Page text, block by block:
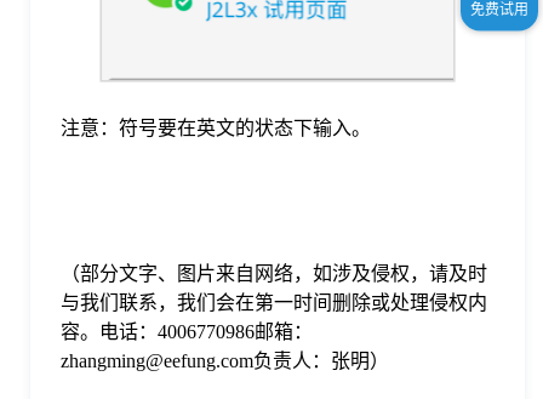
注意：符号要在英文的状态下输入。
（部分文字、图片来自网络，如涉及侵权，请及时
与我们联系，我们会在第一时间删除或处理侵权内
容。电话：4006770986邮箱：
zhangming@eefung.com负责人：张明）